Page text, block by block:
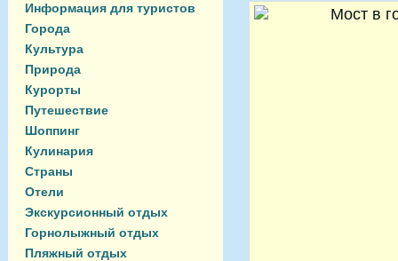
Информация для туристов
Города
Культура
Природа
Курорты
Путешествие
Шоппинг
Кулинария
Страны
Отели
Экскурсионный отдых
Горнолыжный отдых
Пляжный отдых